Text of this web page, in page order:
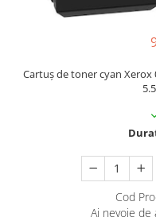
Cartuș de toner cyan Xerox
Cod
Ai nevoie de